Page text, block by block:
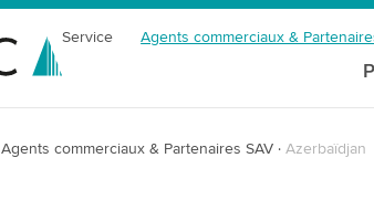
Service Agents commerciaux &
Agents commerciaux & Partenaires SAV Azerbaïdjan